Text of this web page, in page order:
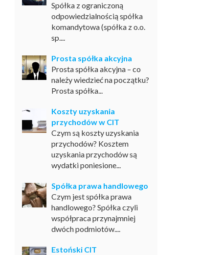
Spółka z ograniczoną
odpowiedzialnością spółka
komandytowa (spółka z o.o.
sp....
Prosta spółka akcyjna
Prosta spółka akcyjna – co
należy wiedzieć na początku?
Prosta spółka...
Koszty uzyskania
przychodów w CIT
Czym są koszty uzyskania
przychodów? Kosztem
uzyskania przychodów są
wydatki poniesione...
Spółka prawa handlowego
Czym jest spółka prawa
handlowego? Spółka czyli
współpraca przynajmniej
dwóch podmiotów....
Estoński CIT